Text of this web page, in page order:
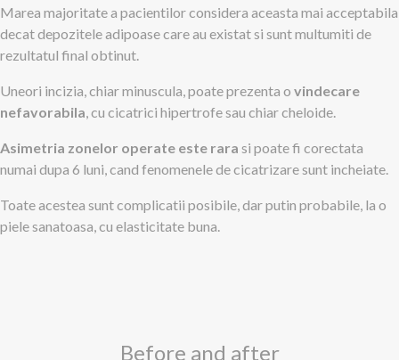
Marea majoritate a pacientilor considera aceasta mai acceptabila
decat depozitele adipoase care au existat si sunt multumiti de
rezultatul final obtinut.
Uneori incizia, chiar minuscula, poate prezenta o vindecare
nefavorabila, cu cicatrici hipertrofe sau chiar cheloide.
Asimetria zonelor operate este rara si poate fi corectata
numai dupa 6 luni, cand fenomenele de cicatrizare sunt incheiate.
Toate acestea sunt complicatii posibile, dar putin probabile, la o
piele sanatoasa, cu elasticitate buna.
Before and after